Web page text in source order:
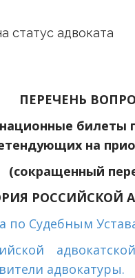
статус адвоката
ПЕРЕЧЕНЬ
билеты
на
(сокращенный
РОССИЙСКОЙ
по Судебным
адвокатуры.